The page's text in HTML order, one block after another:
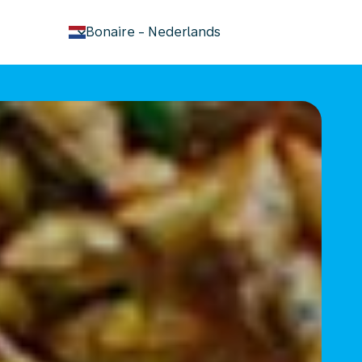
Bonaire - Nederlands
keyboard_arrow_down